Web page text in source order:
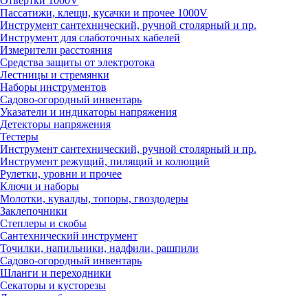
Пассатижи, клещи, кусачки и прочее 1000V
Инструмент сантехнический, ручной столярный и пр.
Инструмент для слаботочных кабелей
Измерители расстояния
Средства защиты от электротока
Лестницы и стремянки
Наборы инструментов
Садово-огородный инвентарь
Указатели и индикаторы напряжения
Детекторы напряжения
Тестеры
Инструмент сантехнический, ручной столярный и пр.
Инструмент режущий, пилящий и колющий
Рулетки, уровни и прочее
Ключи и наборы
Молотки, кувалды, топоры, гвоздодеры
Заклепочники
Степлеры и скобы
Сантехнический инструмент
Точилки, напильники, надфили, рашпили
Садово-огородный инвентарь
Шланги и переходники
Секаторы и кусторезы